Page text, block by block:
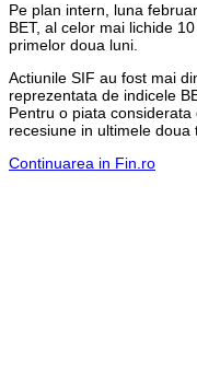
Pe plan intern, luna
BET, al celor mai lichide
primelor doua luni.
Actiunile SIF au fost mai
reprezentata de indicele
Pentru o piata
recesiune in ultimele doua
Continuarea in Fin.ro